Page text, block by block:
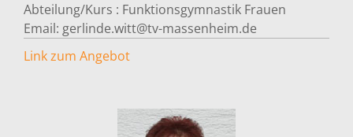
Abteilung/Kurs : Funktionsgymnastik Frauen
Email: gerlinde.witt@tv-massenheim.de
Link zum Angebot